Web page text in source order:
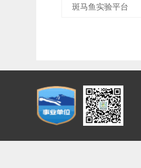
斑马鱼实验平台